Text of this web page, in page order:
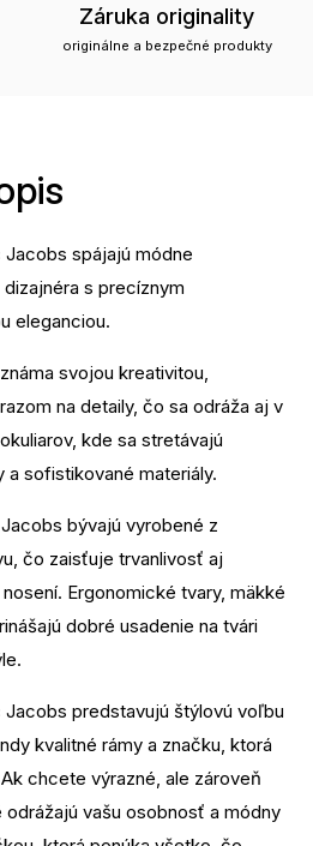
Záruka originality
originálne a bezpečné produkty
spájajú módne
s precíznym
eleganciou.
svojou kreativitou,
na detaily, čo sa odráža aj v
kde sa stretávajú
a sofistikované materiály.
bývajú vyrobené z
čo zaisťuje trvanlivosť aj
Ergonomické tvary, mäkké
dobré usadenie na tvári
predstavujú štýlovú voľbu
kvalitné rámy a značku, ktorá
chcete výrazné, ale zároveň
vašu osobnosť a módny